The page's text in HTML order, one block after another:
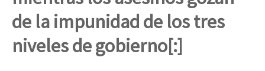
Latinoamérica
Mundo
Dia 2 do Encontro “Guerra contra a Humanidad”
de la impunidad de los tres
niveles de gobierno[:]